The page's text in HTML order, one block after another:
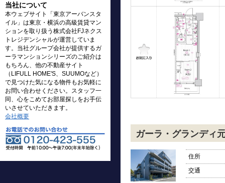
当社について
本ウェブサイト「東京アーバンスタ
イル」は東京・横浜の高級賃貸マン
ションを取り扱う株式会社FJネクス
トレジデンシャルが運営していま
す。当社グループ会社が提供するガ
ーラマンションシリーズのご紹介は
もちろん、他の不動産サイト
（LIFULL HOME'S、SUUMOなど）
で見つけた気になる物件もお気軽に
お問い合わせください。スタッフ一
同、心をこめてお部屋探しをお手伝
いさせていただきます。
会社概要
ガーラ・グランディ
住所
交通